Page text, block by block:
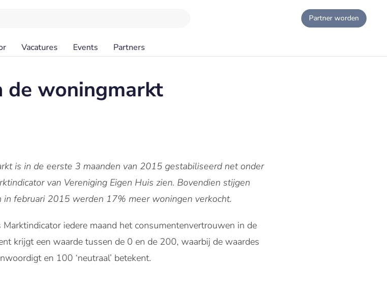
Partner worden
Vacatures Events Partners
de woningmarkt
is in de eerste 3 maanden van 2015 gestabiliseerd net onder
van Vereniging Eigen Huis zien. Bovendien stijgen
februari 2015 werden 17% meer woningen verkocht.
iedere maand het consumentenvertrouwen in de
krijgt een waarde tussen de 0 en de 200, waarbij de waardes
en 100 ‘neutraal’ betekent.